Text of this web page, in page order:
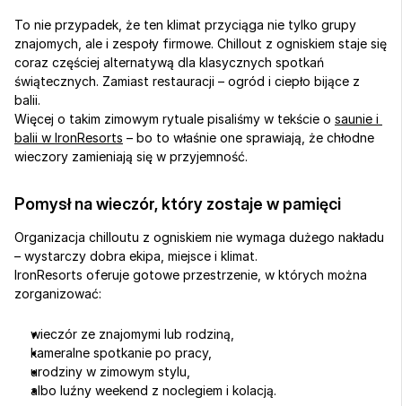
To nie przypadek, że ten klimat przyciąga nie tylko grupy
znajomych, ale i zespoły firmowe. Chillout z ogniskiem staje się
coraz częściej alternatywą dla klasycznych spotkań
świątecznych. Zamiast restauracji – ogród i ciepło bijące z
balii.
Więcej o takim zimowym rytuale pisaliśmy w tekście o saunie i
balii w IronResorts – bo to właśnie one sprawiają, że chłodne
wieczory zamieniają się w przyjemność.
Pomysł na wieczór, który zostaje w pamięci
Organizacja chilloutu z ogniskiem nie wymaga dużego nakładu
– wystarczy dobra ekipa, miejsce i klimat.
IronResorts oferuje gotowe przestrzenie, w których można
zorganizować:
wieczór ze znajomymi lub rodziną,
kameralne spotkanie po pracy,
urodziny w zimowym stylu,
albo luźny weekend z noclegiem i kolacją.